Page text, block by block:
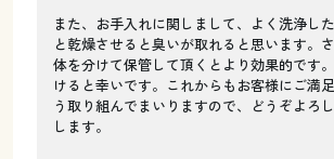
また、お手入れに関しまして、よく洗浄し
と乾燥させると臭いが取れると思います。
体を分けて保管して頂くとより効果的です
けると幸いです。これからもお客様にご満
う取り組んでまいりますので、どうぞよろ
します。